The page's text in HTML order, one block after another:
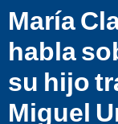
María
habla
su hijo
Miguel